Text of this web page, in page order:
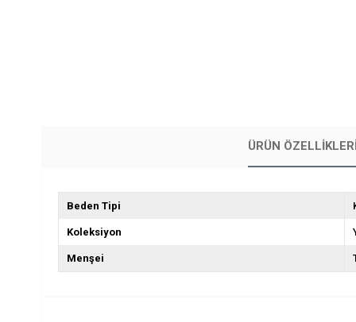
ÜRÜN
Beden Tipi
Koleksiyon
Menşei